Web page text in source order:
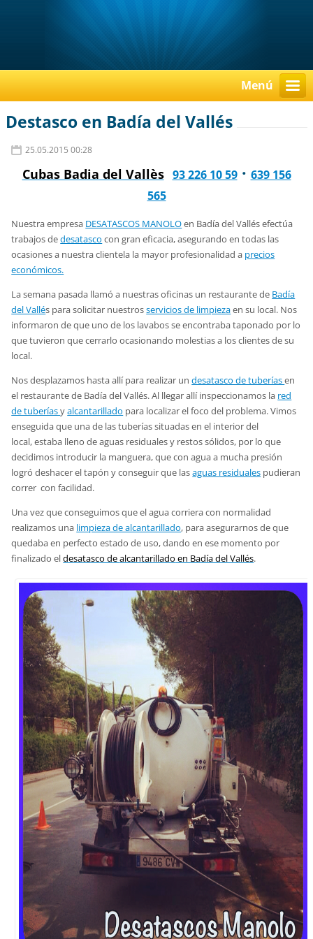
Menú
Destasco en Badía del Vallés
25.05.2015 00:28
Cubas Badia del Vallès 93 226 10 59· 639 156
565
Nuestra empresa DESATASCOS MANOLOen Badía del Vallés efectúa
trabajos dedesatasco con gran eficacia, asegurando en todas las
ocasiones a nuestra clientela la mayor profesionalidad a precios
económicos.
La semana pasada llamó a nuestras oficinas un restaurante de Badía
del Vallés para solicitar nuestrosservicios de limpiezaen su local. Nos
informaron de que uno de los lavabos se encontraba taponado por lo
que tuvieron que cerrarlo ocasionando molestias a los clientes de su
local.
Nos desplazamos hasta allí para realizar undesatasco de tuberíasen
el restaurante de Badía del Vallés. Al llegar allí inspeccionamos la red
de tuberíasyalcantarillado para localizar el foco del problema. Vimos
enseguida que una de las tuberías situadas en el interior del
local, estaba lleno de aguas residuales y restos sólidos, por lo que
decidimos introducir la manguera, que con agua a mucha presión
logró deshacer el tapón y conseguir que lasaguas residuales pudieran
correr con facilidad.
Una vez que conseguimos que el agua corriera con normalidad
realizamos una limpieza de alcantarillado, para asegurarnos de que
quedaba en perfecto estado de uso, dando en ese momento por
finalizado eldesatasco dealcantarillado en Badía del Vallés.